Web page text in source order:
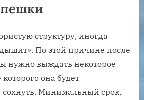
структуру, иногда
По этой причине после
нужно выждать некоторое
она будет
сохнуть. Минимальный срок,